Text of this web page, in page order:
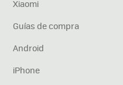
Xiaomi
Guías de compra
Android
iPhone